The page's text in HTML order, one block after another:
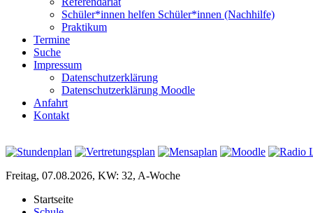
Schüler*innen helfen Schüler*innen (Nachhilfe)
Praktikum
Termine
Suche
Impressum
Datenschutzerklärung
Datenschutzerklärung Moodle
Anfahrt
Kontakt
Freitag, 07.08.2026, KW: 32, A-Woche
Startseite